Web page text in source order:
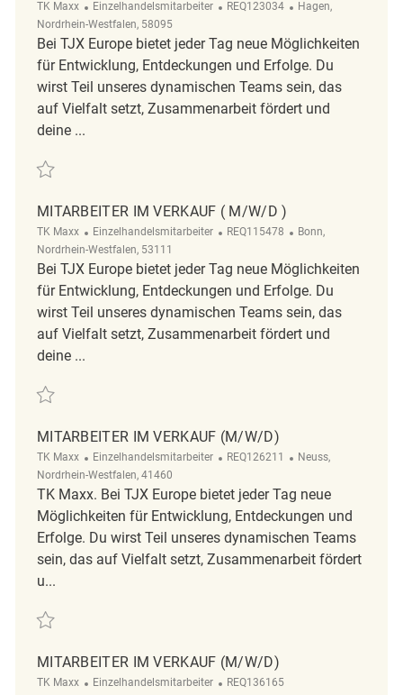
TK Maxx Kategorie
Einzelhandelsmitarbeiter ReqId
REQ123034 Ort
Hagen,
Nordrhein-Westfalen, 58095
Bei TJX Europe bietet jeder Tag neue Möglichkeiten
für Entwicklung, Entdeckungen und Erfolge. Du
wirst Teil unseres dynamischen Teams sein, das
auf Vielfalt setzt, Zusammenarbeit fördert und
deine ...
Retten Mitarbeiter im Verkauf (m/w/d) REQ123034
MITARBEITER IM VERKAUF ( M/W/D )
TK Maxx Kategorie
Einzelhandelsmitarbeiter ReqId
REQ115478 Ort
Bonn,
Nordrhein-Westfalen, 53111
Bei TJX Europe bietet jeder Tag neue Möglichkeiten
für Entwicklung, Entdeckungen und Erfolge. Du
wirst Teil unseres dynamischen Teams sein, das
auf Vielfalt setzt, Zusammenarbeit fördert und
deine ...
Retten Mitarbeiter im Verkauf ( m/w/d ) REQ115478
MITARBEITER IM VERKAUF (M/W/D)
TK Maxx Kategorie
Einzelhandelsmitarbeiter ReqId
REQ126211 Ort
Neuss,
Nordrhein-Westfalen, 41460
TK Maxx. Bei TJX Europe bietet jeder Tag neue
Möglichkeiten für Entwicklung, Entdeckungen und
Erfolge. Du wirst Teil unseres dynamischen Teams
sein, das auf Vielfalt setzt, Zusammenarbeit fördert
u...
Retten Mitarbeiter im Verkauf (m/w/d) REQ126211
MITARBEITER IM VERKAUF (M/W/D)
TK Maxx Kategorie
Einzelhandelsmitarbeiter ReqId
REQ136165